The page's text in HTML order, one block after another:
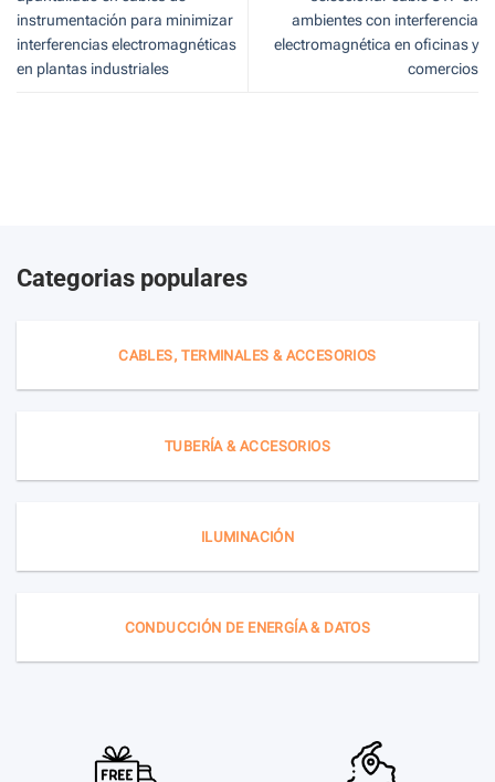
instrumentación para minimizar
interferencias electromagnéticas
en plantas industriales
ambientes con interferencia
electromagnética en oficinas y
comercios
Categorias populares
CABLES, TERMINALES & ACCESORIOS
TUBERÍA & ACCESORIOS
ILUMINACIÓN
CONDUCCIÓN DE ENERGÍA & DATOS